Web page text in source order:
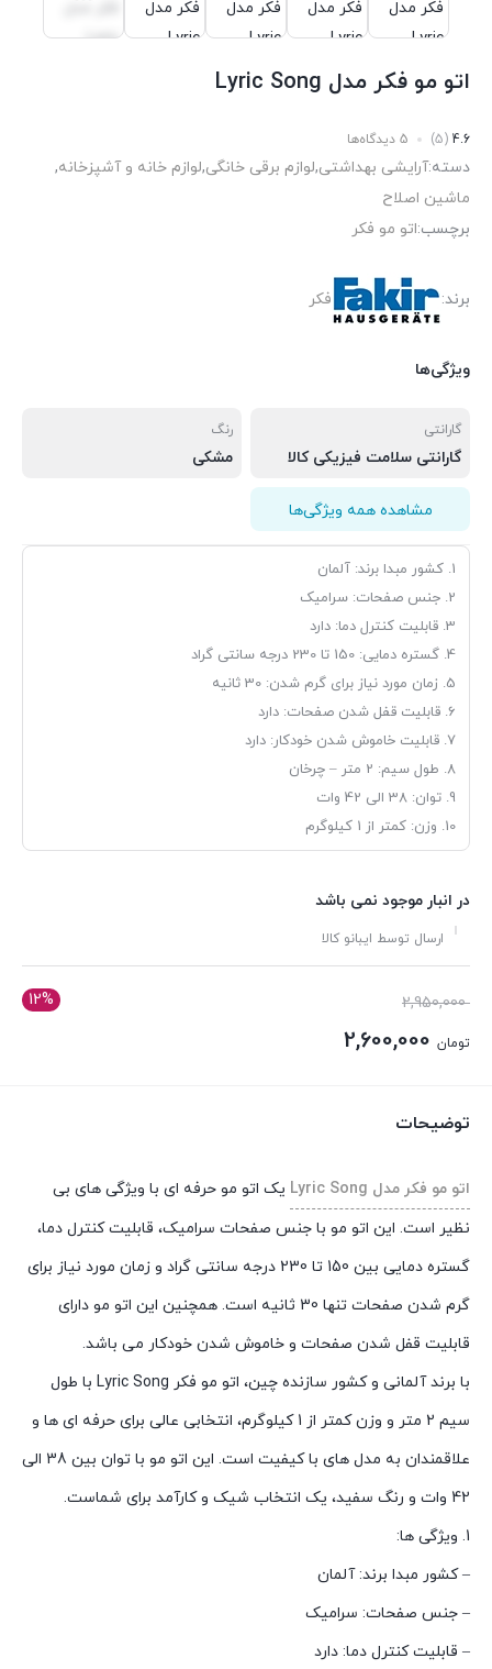
اتو مو فکر مدل Lyric Song
4.6
(5) 5 دیدگاه‌ها
دسته:آرایشی بهداشتی,لوازم برقی خانگی,لوازم خانه و آشپزخانه,
ماشین اصلاح
برچسب:اتو مو فکر
برند: فکر
ویژگی‌ها
گارانتی
گارانتی سلامت فیزیکی کالا
رنگ
مشکی
مشاهده همه ویژگی‌ها
1. کشور مبدا برند: آلمان
2. جنس صفحات: سرامیک
3. قابلیت کنترل دما: دارد
4. گستره دمایی: 150 تا 230 درجه سانتی گراد
5. زمان مورد نیاز برای گرم شدن: 30 ثانیه
6. قابلیت قفل شدن صفحات: دارد
7. قابلیت خاموش شدن خودکار: دارد
8. طول سیم: 2 متر – چرخان
9. توان: 38 الی 42 وات
10. وزن: کمتر از 1 کیلوگرم
در انبار موجود نمی باشد
ارسال توسط ایبانو کالا
12% 2,950,000
قیمت
اصلی:
تومان
تومان 2,600,000.
توضیحات
اتو مو فکر مدل Lyric Song
یک اتو مو حرفه ای با ویژگی های بی
نظیر است. این اتو مو با جنس صفحات سرامیک، قابلیت کنترل دما،
گستره دمایی بین 150 تا 230 درجه سانتی گراد و زمان مورد نیاز برای
گرم شدن صفحات تنها 30 ثانیه است. همچنین این اتو مو دارای
قابلیت قفل شدن صفحات و خاموش شدن خودکار می باشد.
با برند آلمانی و کشور سازنده چین، اتو مو فکر Lyric Song با طول
سیم 2 متر و وزن کمتر از 1 کیلوگرم، انتخابی عالی برای حرفه ای ها و
علاقمندان به مدل های با کیفیت است. این اتو مو با توان بین 38 الی
42 وات و رنگ سفید، یک انتخاب شیک و کارآمد برای شماست.
1. ویژگی ها:
– کشور مبدا برند: آلمان
– جنس صفحات: سرامیک
– قابلیت کنترل دما: دارد